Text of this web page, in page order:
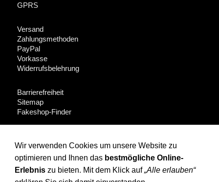
GPRS
Versand
Zahlungsmethoden
PayPal
Vorkasse
Widerrufsbelehrung
Barrierefreiheit
Sitemap
Fakeshop-Finder
Instagram
Facebook
Wir verwenden Cookies um unsere Website zu
optimieren und Ihnen das bestmögliche Online-
Erlebnis zu bieten. Mit dem Klick auf„Alle erlauben“